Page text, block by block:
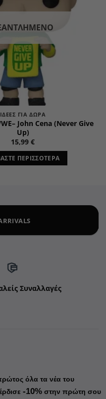
ΙΔΈΕΣ ΓΙΑ ΔΏΡΑ
John Cena (Never Give
Up)
15,99 €
ΠΕΡΙΣΣΌΤΕΡΑ
Συναλλαγές
όλα τα νέα του
-10%στην πρώτη σου